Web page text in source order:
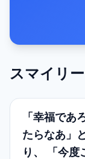
スマイリ
「幸福であ
たらなあ」
り、 「今度